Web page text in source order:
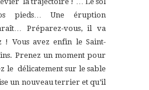
pieds… Une éruption
Préparez-vous, il va
Vous avez enfin le Saint-
Prenez un moment pour
le délicatement sur le sable
un nouveau terrier et qu’il